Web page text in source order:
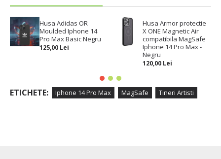
Husa Adidas OR
Moulded Iphone 14
Pro Max Basic Negru
125,00 Lei
Husa Armor protectie
X ONE Magnetic Air
compatibila MagSafe
Iphone 14 Pro Max -
Negru
120,00 Lei
ETICHETE: Iphone 14 Pro Max MagSafe Tineri Artisti